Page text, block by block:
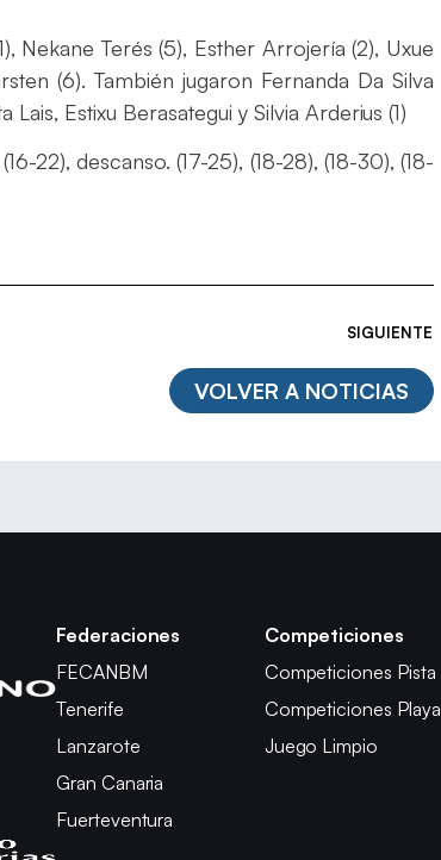
Nekane Terés (5), Esther Arrojería (2), Uxue
(6). También jugaron Fernanda Da Silva
Lais, Estixu Berasategui y Silvia Arderius (1)
22), descanso. (17-25), (18-28), (18-30), (18-
SIGUIENTE
VOLVER A NOTICIAS
Federaciones
FECANBM
Tenerife
Lanzarote
Gran Canaria
Fuerteventura
Competiciones
Competiciones Pista
Competiciones Playa
Juego Limpio